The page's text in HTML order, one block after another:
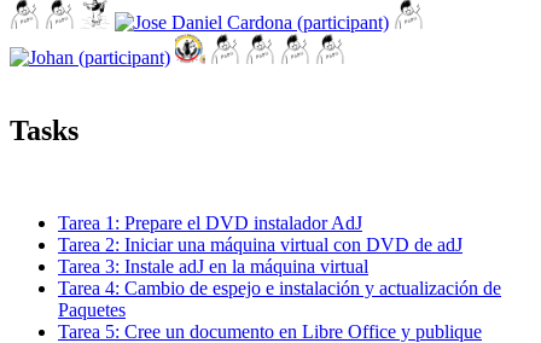
Tasks
Tarea 1: Prepare el DVD instalador AdJ
Tarea 2: Iniciar una máquina virtual con DVD de adJ
Tarea 3: Instale adJ en la máquina virtual
Tarea 4: Cambio de espejo e instalación y actualización de
Paquetes
Tarea 5: Cree un documento en Libre Office y publique